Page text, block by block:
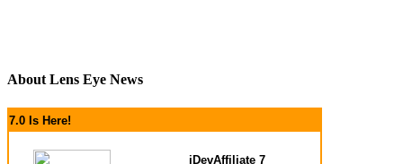
About Lens Eye News
7.0 Is Here!
iDevAffiliate 7